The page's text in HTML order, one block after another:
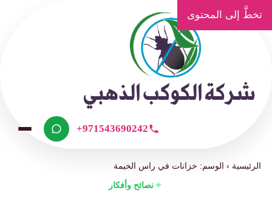
تخطَّ إلى المحتوى
+971543690242
الرئيسية ›الوسم: خزانات في راس الخيمة
نصائح وأفكار